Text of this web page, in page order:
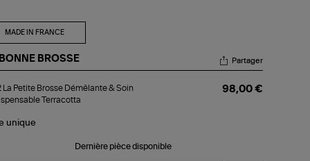
MADE IN FRANCE
BROSSE Partager
La Petite Brosse Démêlante & Soin
Terracotta
98,00 €
unique
Dernière pièce disponible